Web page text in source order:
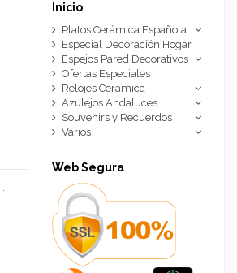
Inicio
Platos Cerámica Española
Especial Decoración Hogar
Espejos Pared Decorativos
Ofertas Especiales
Relojes Cerámica
Azulejos Andaluces
Souvenirs y Recuerdos
Varios
Web Segura